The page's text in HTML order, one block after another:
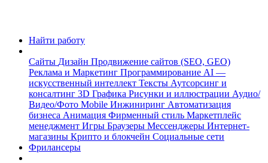
Найти работу
Сайты Дизайн Продвижение сайтов (SEO, GEO)
Реклама и Маркетинг Программирование AI —
искусственный интеллект Тексты Аутсорсинг и
консалтинг 3D Графика Рисунки и иллюстрации Аудио/
Видео/Фото Mobile Инжиниринг Автоматизация
бизнеса Анимация Фирменный стиль Маркетплейс
менеджмент Игры Браузеры Мессенджеры Интернет-
магазины Крипто и блокчейн Социальные сети
Фрилансеры